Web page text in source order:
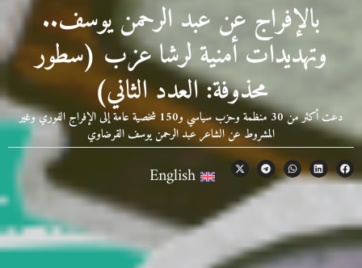
بالإفراج عن عبد الرحمن يوسف..
وتهديدات أمنية لرشا عزب (سطور
محذوفة: العدد الثاني)
دعت أكثر من 30 منظمة وحزب سياسي و150 شخصية عامة إلى الإفراج الفوري وغير
المشروط عن الشاعر عبد الرحمن يوسف القرضاوي
English